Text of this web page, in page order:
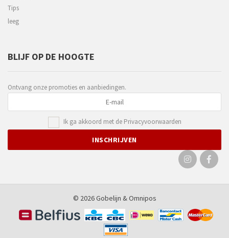
Tips
leeg
BLIJF OP DE HOOGTE
Ontvang onze promoties en aanbiedingen.
Ik ga akkoord met de Privacyvoorwaarden
© 2026 Gobelijn &Omnipos